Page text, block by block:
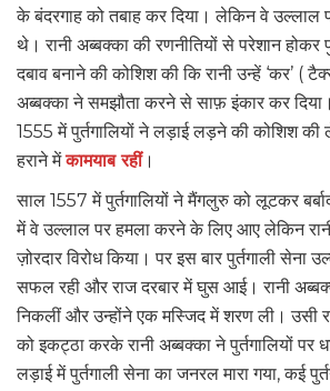
के बंदरगाह को तबाह कर दिया। लेकिन वे उल्लाल
थे। रानी अब्बक्का की रणनीतियों से परेशान होकर
दबाव बनाने की कोशिश की कि रानी उन्हें ‘कर’ (
अब्बक्का ने समझौता करने से साफ़ इंकार कर
1555 में पुर्तगालियों ने लड़ाई लड़ने की कोशिश की
हराने मेंकामयाब रहीं।
साल 1557 में पुर्तगालियों ने मैंगलुरु को लूटकर
में वे उल्लाल पर हमला करने के लिए आए लेकिन
ज़ोरदार विरोध किया। पर इस बार पुर्तगाली सेना
सफल रही और राज दरबार में घुस आई। रानी
निकलीं और उन्होंने एक मस्जिद में शरण ली। उसी
को इकट्ठा करके रानी अब्बक्का ने पुर्तगालियों पर
लड़ाई में पुर्तगाली सेना का जनरल मारा गया, कई